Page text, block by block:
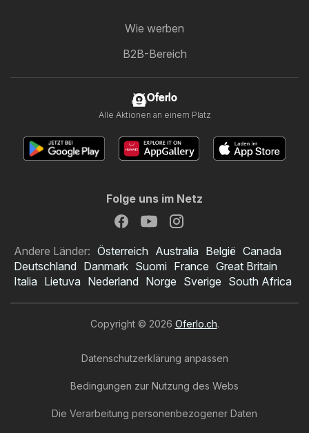
Wie werben
B2B-Bereich
Oferlo
Alle Aktionen an einem Platz
Folge uns im Netz
Andere Länder: Österreich Australia België Canada
Deutschland Danmark Suomi France Great Britain
Italia Lietuva Nederland Norge Sverige South Africa
Copyright © 2026 Oferlo.ch.
Datenschutzerklärung anpassen
Bedingungen zur Nutzung des Webs
Die Verarbeitung personenbezogener Daten